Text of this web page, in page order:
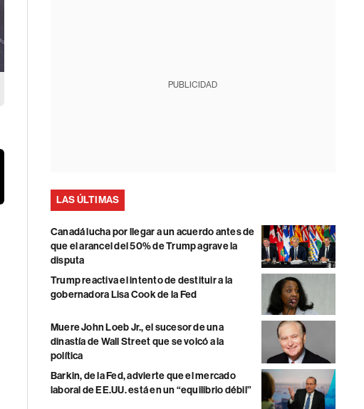
PUBLICIDAD
LAS ÚLTIMAS
Canadá lucha por llegar a un acuerdo antes de
que el arancel del 50% de Trump agrave la
disputa
Trump reactiva el intento de destituir a la
gobernadora Lisa Cook de la Fed
Muere John Loeb Jr., el sucesor de una
dinastía de Wall Street que se volcó a la
política
Barkin, de la Fed, advierte que el mercado
laboral de EE.UU. está en un “equilibrio débil”